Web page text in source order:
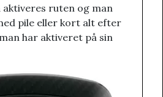
ruten og man
pile eller kort alt efter
har aktiveret på sin